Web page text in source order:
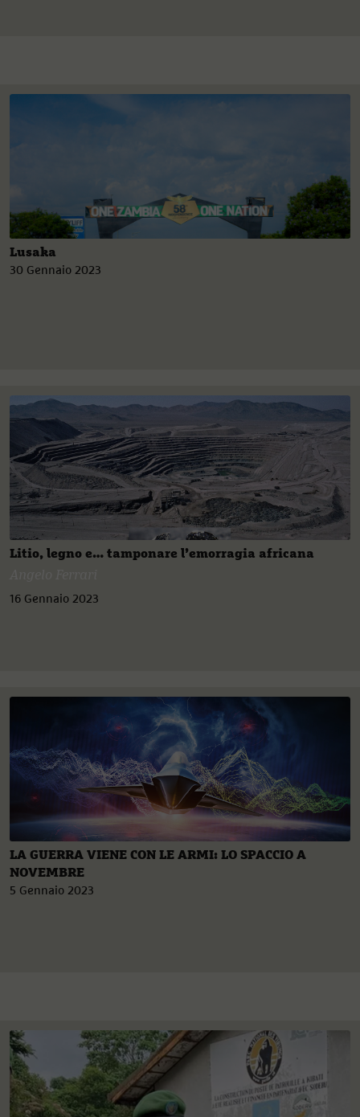
Lusaka
30 Gennaio 2023
Litio, legno e… tamponare l’emorragia africana
16 Gennaio 2023
LA GUERRA VIENE CON LE ARMI: LO SPACCIO A
NOVEMBRE
5 Gennaio 2023